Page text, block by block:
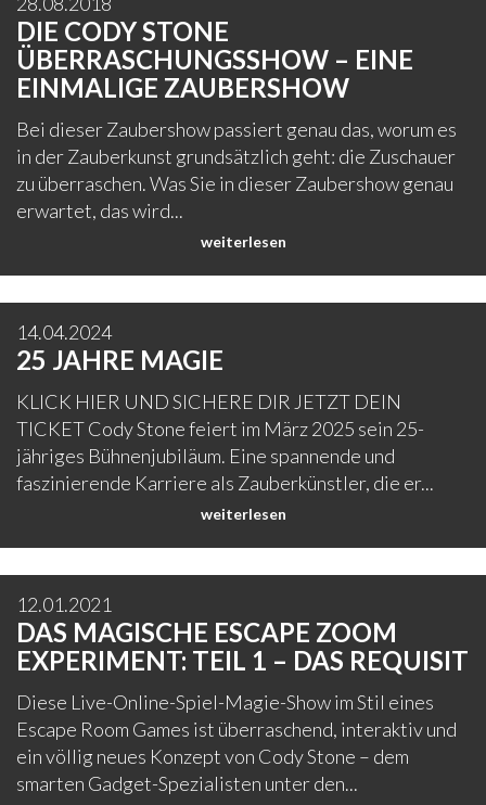
DIE CODY STONE
ÜBERRASCHUNGSSHOW – EINE
EINMALIGE ZAUBERSHOW
Bei dieser Zaubershow passiert genau das, worum es
in der Zauberkunst grundsätzlich geht: die Zuschauer
zu überraschen. Was Sie in dieser Zaubershow genau
erwartet, das wird...
weiterlesen
14.04.2024
25 JAHRE MAGIE
KLICK HIER UND SICHERE DIR JETZT DEIN
TICKET Cody Stone feiert im März 2025 sein 25-
jähriges Bühnenjubiläum. Eine spannende und
faszinierende Karriere als Zauberkünstler, die er...
weiterlesen
12.01.2021
DAS MAGISCHE ESCAPE ZOOM
EXPERIMENT: TEIL 1 – DAS REQUISIT
Diese Live-Online-Spiel-Magie-Show im Stil eines
Escape Room Games ist überraschend, interaktiv und
ein völlig neues Konzept von Cody Stone – dem
smarten Gadget-Spezialisten unter den...